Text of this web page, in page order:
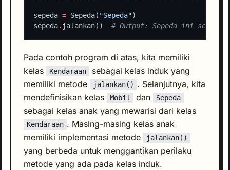
sepeda = Sepeda( "Sepeda"
sepeda. jalankan() # Output: Sepeda ini sedang
Pada contoh program di atas, kita memiliki
kelas
Kendaraan
sebagai kelas induk yang
memiliki metode
jalankan() . Selanjutnya, kita
mendefinisikan kelas
Mobil dan Sepeda
sebagai kelas anak yang mewarisi dari kelas
Kendaraan . Masing-masing kelas anak
memiliki implementasi metode
jalankan()
yang berbeda untuk menggantikan perilaku
metode yang ada pada kelas induk.